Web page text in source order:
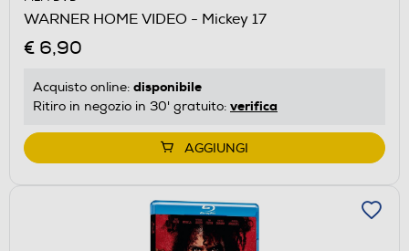
WARNER HOME VIDEO - Mickey 17
€ 6,90
Acquisto online: disponibile
Ritiro in negozio in 30' gratuito: verifica
AGGIUNGI